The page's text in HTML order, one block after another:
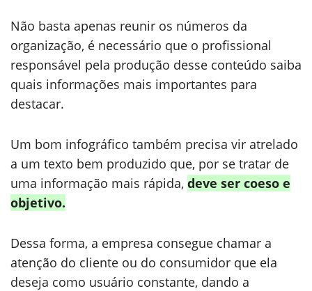
Não basta apenas reunir os números da
organização, é necessário que o profissional
responsável pela produção desse conteúdo saiba
quais informações mais importantes para
destacar.
Um bom infográfico também precisa vir atrelado
a um texto bem produzido que, por se tratar de
uma informação mais rápida, deve ser coeso e
objetivo.
Dessa forma, a empresa consegue chamar a
atenção do cliente ou do consumidor que ela
deseja como usuário constante, dando a